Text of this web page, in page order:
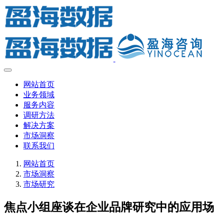
网站首页
业务领域
服务内容
调研方法
解决方案
市场洞察
联系我们
网站首页
市场洞察
市场研究
焦点小组座谈在企业品牌研究中的应用场